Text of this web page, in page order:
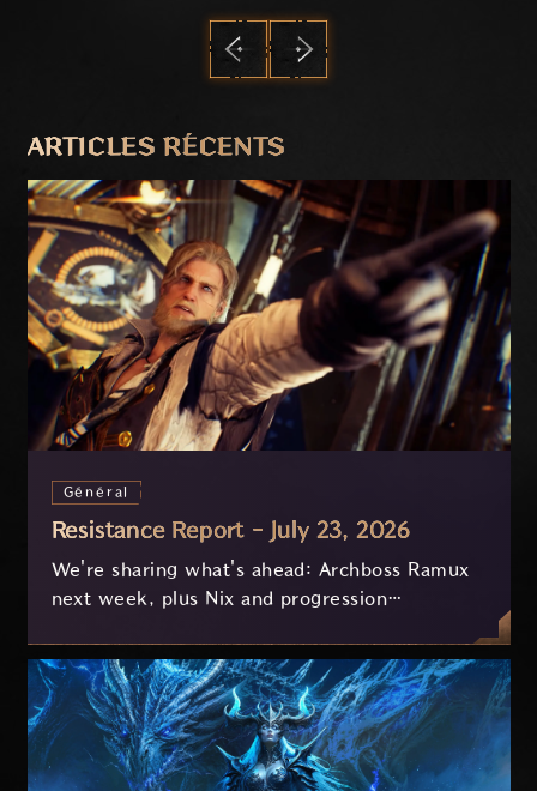
ARTICLES RÉCENTS
Général
Resistance Report - July 23, 2026
We're sharing what's ahead: Archboss Ramux
next week, plus Nix and progression
on your feedback.